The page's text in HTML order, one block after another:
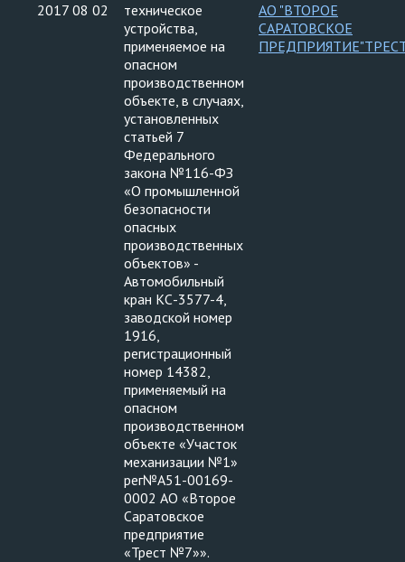
2017 08 02
техническое
устройства,
применяемое на
опасном
производственном
объекте, в случаях,
установленных
статьей 7
Федерального
закона №116-ФЗ
«О промышленной
безопасности
опасных
производственных
объектов» -
Автомобильный
кран КС-3577-4,
заводской номер
1916,
регистрационный
номер 14382,
применяемый на
опасном
производственном
объекте «Участок
механизации №1»
рег№А51-00169-
0002 АО «Второе
Саратовское
предприятие
«Трест №7»».
АО "ВТОРОЕ
САРАТОВСКОЕ